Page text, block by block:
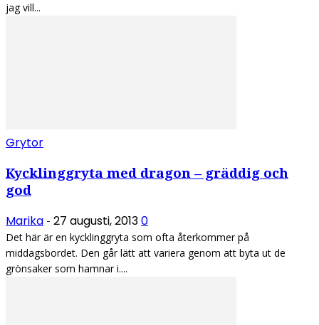
jag vill...
Grytor
Kycklinggryta med dragon – gräddig och
god
Marika - 27 augusti, 20130
Det här är en kycklinggryta som ofta återkommer på
middagsbordet. Den går lätt att variera genom att byta ut de
grönsaker som hamnar i....